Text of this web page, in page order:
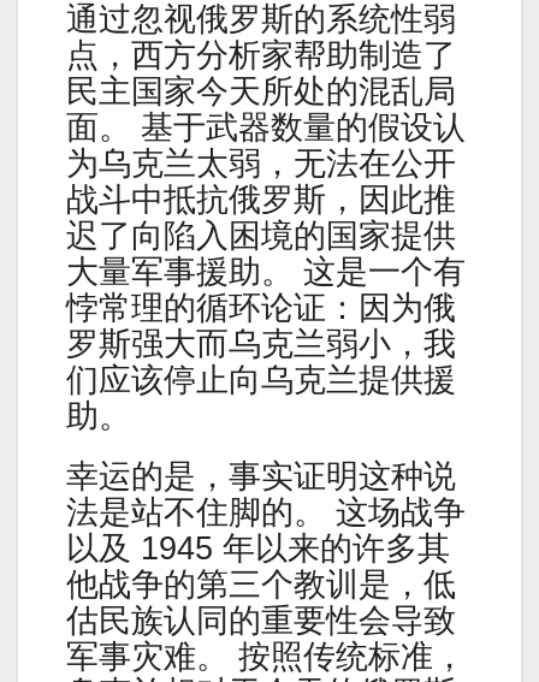
通过忽视俄罗斯的系统性弱
点，西方分析家帮助制造了
民主国家今天所处的混乱局
面。 基于武器数量的假设认
为乌克兰太弱，无法在公开
战斗中抵抗俄罗斯，因此推
迟了向陷入困境的国家提供
大量军事援助。 这是一个有
悖常理的循环论证：因为俄
罗斯强大而乌克兰弱小，我
们应该停止向乌克兰提供援
助。
幸运的是，事实证明这种说
法是站不住脚的。 这场战争
以及 1945 年以来的许多其
他战争的第三个教训是，低
估民族认同的重要性会导致
军事灾难。 按照传统标准，